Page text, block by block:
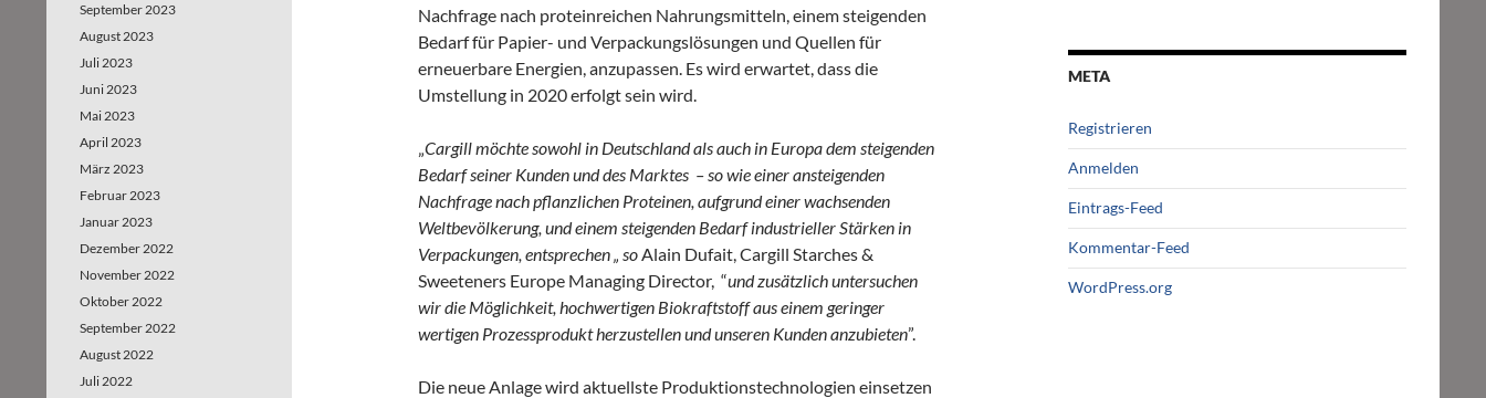
Nachfrage nach proteinreichen Nahrungsmitteln, einem steigenden
Bedarf für Papier- und Verpackungslösungen und Quellen für
erneuerbare Energien, anzupassen. Es wird erwartet, dass die
Umstellung in 2020 erfolgt sein wird.
„Cargill möchte sowohl in Deutschland als auch in Europa dem steigenden
Bedarf seiner Kunden und des Marktes – so wie einer ansteigenden
Nachfrage nach pflanzlichen Proteinen, aufgrund einer wachsenden
Weltbevölkerung, und einem steigenden Bedarf industrieller Stärken in
Verpackungen, entsprechen „ soAlain Dufait, Cargill Starches &
Sweeteners Europe Managing Director, “und zusätzlich untersuchen
wir die Möglichkeit, hochwertigen Biokraftstoff aus einem geringer
wertigen Prozessprodukt herzustellen und unseren Kunden anzubieten”.
Die neue Anlage wird aktuellste Produktionstechnologien einsetzen
META
Registrieren
Anmelden
Eintrags-Feed
Kommentar-Feed
WordPress.org
September 2023
August 2023
Juli 2023
Juni 2023
Mai 2023
April 2023
März 2023
Februar 2023
Januar 2023
Dezember 2022
November 2022
Oktober 2022
September 2022
August 2022
Juli 2022